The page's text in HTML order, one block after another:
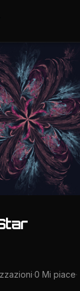
·0 Mi piace·